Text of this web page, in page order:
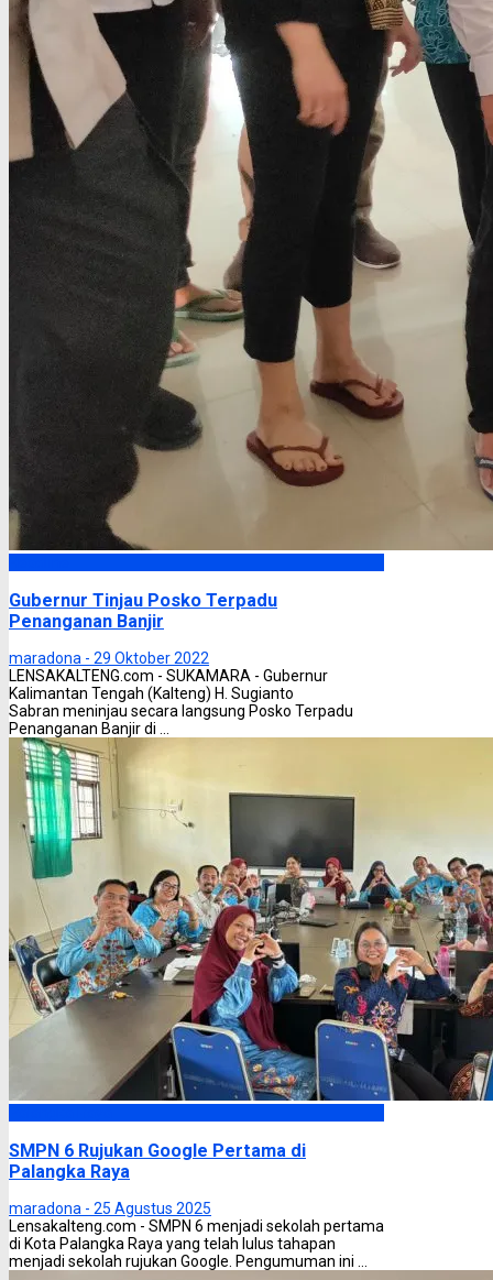
Gubernur Tinjau Posko Terpadu
Penanganan Banjir
maradona - 29 Oktober 2022
LENSAKALTENG.com - SUKAMARA - Gubernur
Kalimantan Tengah (Kalteng) H. Sugianto
Sabran meninjau secara langsung Posko Terpadu
Penanganan Banjir di ...
SMPN 6 Rujukan Google Pertama di
Palangka Raya
maradona - 25 Agustus 2025
Lensakalteng.com - SMPN 6 menjadi sekolah pertama
di Kota Palangka Raya yang telah lulus tahapan
menjadi sekolah rujukan Google. Pengumuman ini ...